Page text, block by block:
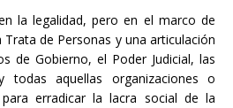
la legalidad, pero en el marco de
de Personas y una articulación
de Gobierno, el Poder Judicial, las
todas aquellas organizaciones o
erradicar la lacra social de la